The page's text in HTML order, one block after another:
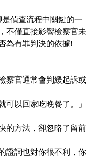
偵查流程中關鍵的一
，不僅直接影響檢察官未
為有罪判決的依據!
察官通常會判緩起訴或
可以回家吃晚餐了。」
的方法，卻忽略了留前
證詞也對你很不利，你